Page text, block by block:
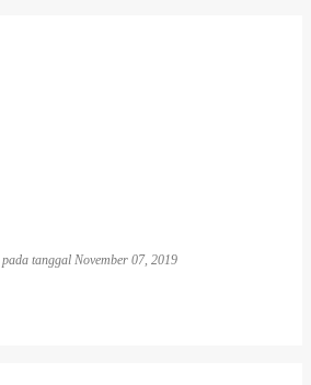
pada tanggal November 07, 2019